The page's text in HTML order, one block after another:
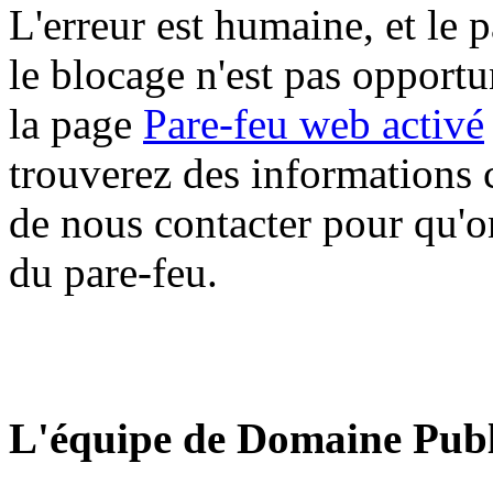
L'erreur est humaine, et le
le blocage n'est pas
la page Pare-feu web activé
trouverez des informations
de nous contacter pour
du pare-feu.
L'équipe de Domaine